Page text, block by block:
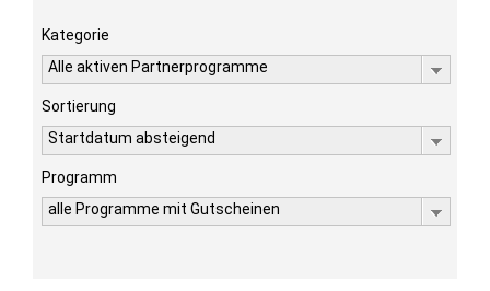
Kategorie
Alle aktiven Partnerprogramme
Sortierung
Startdatum absteigend
Programm
alle Programme mit Gutscheinen